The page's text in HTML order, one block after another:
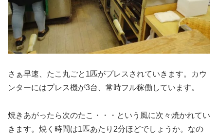
さぁ早速、たこ丸ごと1匹がプレスされていきます。カウ
ンターにはプレス機が3台、常時フル稼働しています。
焼きあがったら次のたこ・・・という風に次々焼かれてい
きます。焼く時間は1匹あたり2分ほどでしょうか。なの